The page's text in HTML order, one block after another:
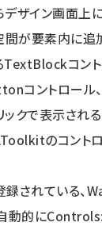
デザイン画面上
間が要素内に追
TextBlockコント
コントロール
ックで表示され
のコン
録されている
動的に